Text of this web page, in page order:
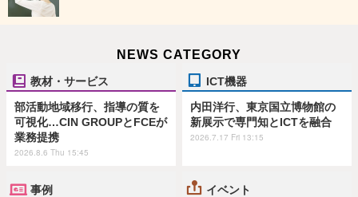
NEWS CATEGORY
教材・サービス
部活動地域移行、指導の質を
可視化…CIN GROUPとFCEが
業務提携
2026.8.6 Thu 15:45
ICT機器
内田洋行、東京国立博物館の
新展示で専門知とICTを融合
2026.7.17 Fri 13:15
事例 イベント